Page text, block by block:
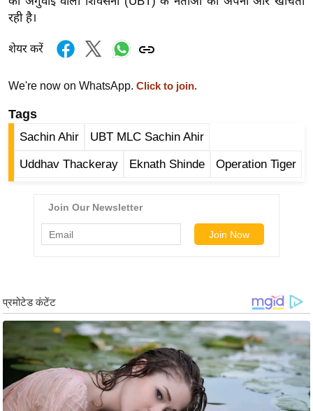
ल
सा
श
ख्सि
त
हि
त्य
ज
ग
त
ऑ
रही है।
शेयर करें
We're now on WhatsApp. Click to join.
Tags
Sachin Ahir UBT MLC Sachin Ahir
Uddhav Thackeray Eknath Shinde Operation Tiger